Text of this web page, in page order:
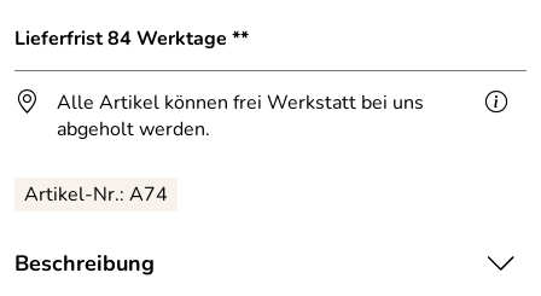
Lieferfrist 84 Werktage **
Alle Artikel können frei Werkstatt bei uns
abgeholt werden.
Artikel-Nr.: A74
Beschreibung